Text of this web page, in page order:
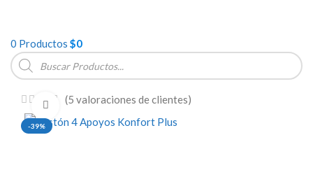
0 Productos $0
Búsqueda
de
productos
(5 valoraciones de clientes)
-39%
Click para ampliar